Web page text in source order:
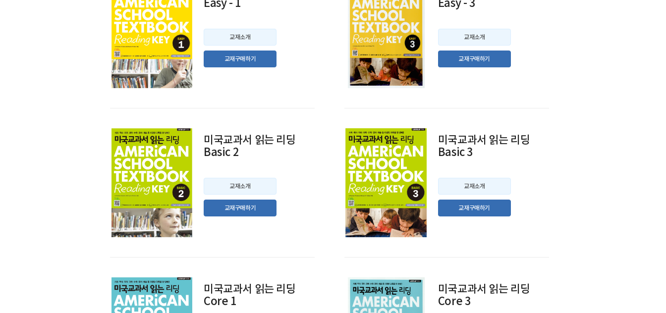
Easy - 1
교재소개
교재구매하기
Easy - 3
교재소개
교재구매하기
미국교과서 읽는 리딩
Basic 2
교재소개
교재구매하기
미국교과서 읽는 리딩
Basic 3
교재소개
교재구매하기
미국교과서 읽는 리딩
Core 1
미국교과서 읽는 리딩
Core 3